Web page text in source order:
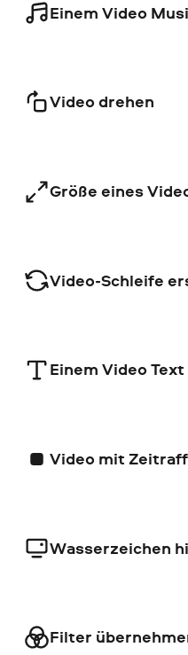
Einem Video
Video drehen
Größe eines
Video-Schleife
Einem Video
Video mit
Wasserzeichen
Filter